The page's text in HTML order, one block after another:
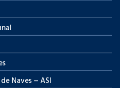
Naves – ASI